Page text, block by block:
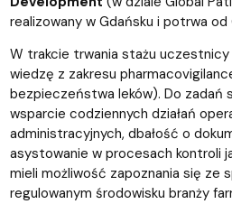
realizowany w Gdańsku i potrwa
W trakcie trwania stażu
wiedzę z zakresu
bezpieczeństwa leków). Do zadań
wsparcie codziennych działań
administracyjnych, dbałość o
asystowanie w procesach kontroli
mieli możliwość zapoznania się ze
regulowanym środowisku branży